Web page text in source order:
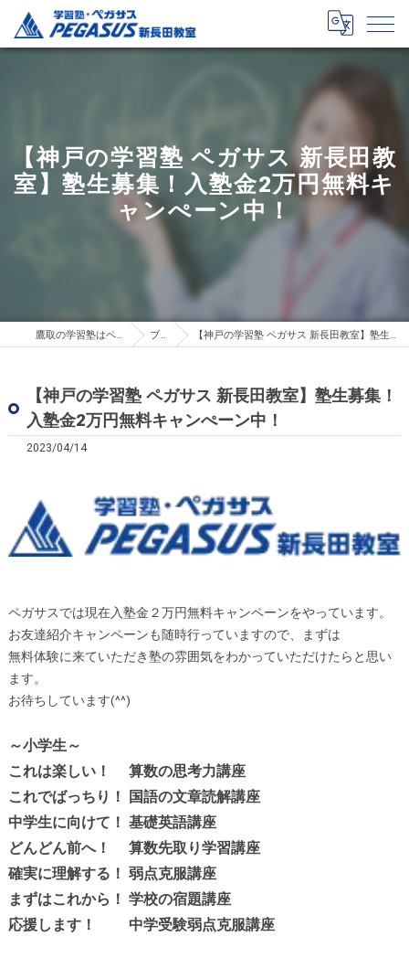
【神戸の学習塾 ペガサス 新長田教
室】塾生募集！入塾金2万円無料キ
ャンぺーン中！
鷹取の学習塾はペガサス新長田教室 ブログ 【神戸の学習塾 ペガサス 新長田教室】塾生募集！入塾金2万円無料キャンぺーン中！
【神戸の学習塾 ペガサス 新長田教室】塾生募集！
入塾金2万円無料キャンぺーン中！
2023/04/14
ペガサスでは現在入塾金２万円無料キャンペーンをやっています。
お友達紹介キャンペーンも随時行っていますので、まずは
無料体験に来ていただき塾の雰囲気をわかっていただけたらと思い
ます。
お待ちしています(^^)
～小学生～
これは楽しい！ 算数の思考力講座
これでばっちり！ 国語の文章読解講座
中学生に向けて！ 基礎英語講座
どんどん前へ！ 算数先取り学習講座
確実に理解する！ 弱点克服講座
まずはこれから！ 学校の宿題講座
応援します！ 中学受験弱点克服講座